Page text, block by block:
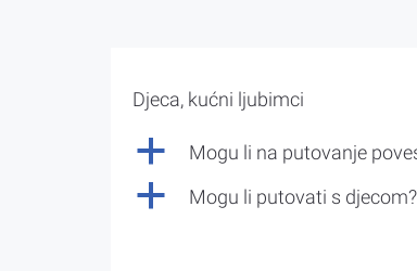
Djeca, kućni ljubimci
a Mogu li na putovanje
a Mogu li putovati s djecom?